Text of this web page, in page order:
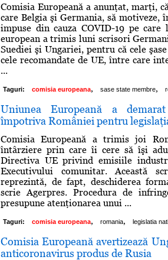
Comisia Europeană a anunţat, marţi,
care Belgia şi Germania, să
impuse din cauza COVID-19 pe care
european a trimis luni scrisori
Suediei şi Ungariei, pentru că cele
cele recomandate de UE, între care
...
Taguri: comisia europeana, sase state membre,
Uniunea Europeană a
împotriva României pentru
Comisia Europeană a trimis joi
întârziere prin care îi cere să îşi
Directiva UE privind emisiile
Executivului comunitar. Această
reprezintă, de fapt, deschiderea
scrie Agerpres. Procedura de
presupune atenţionarea unui ...
Taguri: comisia europeana, romania, legislatia
Comisia Europeană avertizează
anticoronavirus produs de Rusia